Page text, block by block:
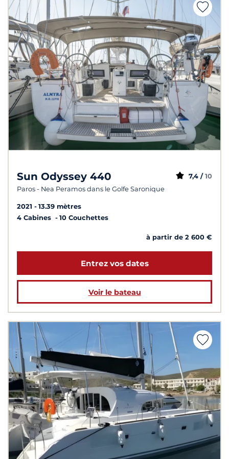
Sun Odyssey 440
Paros - Nea Peramos dans le Golfe Saronique
7,4 / 10
2021
13.39 mètres
4 Cabines
10 Couchettes
à partir de 2 600 €
Entrez vos dates
Voir le bateau